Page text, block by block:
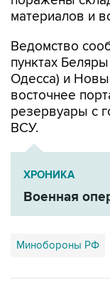
материалов и
Ведомство
пунктах
Одесса) и
восточнее
резервуары с
ВСУ.
ХРОНИКА
Военная
Минобороны РФ